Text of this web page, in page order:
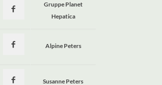
Gruppe Planet
Hepatica
Alpine Peters
Susanne Peters